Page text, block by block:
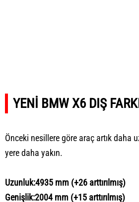
YENİ BMW X6 DIŞ
Önceki nesillere göre araç artık daha
yere daha yakın.
Uzunluk:4935 mm (+26 arttırılmış)
Genişlik:2004 mm (+15 arttırılmış)